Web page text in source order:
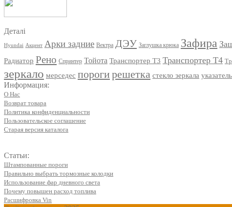
Деталі
Hyundai Акцент Арки задние Вектра ДЭУ Заглушка крюка Зафира
Радиатор Рено Спринтер Тойота Транспортер Т3 Транспортер Т4
зеркало мерседес пороги решетка стекло зеркала
Информация:
О Нас
Возврат товара
Политика конфиденциальности
Пользовательское соглашение
Старая версия каталога
Статьи:
Штампованные пороги
Правильно выбрать тормозные колодки
Использование фар дневного света
Почему повышен расход топлива
Расшифровка Vin